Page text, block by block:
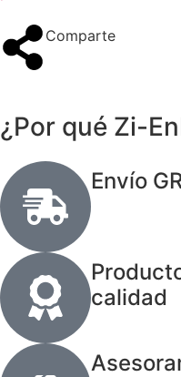
Comparte
¿Por qué Zi-
Envío
calidad